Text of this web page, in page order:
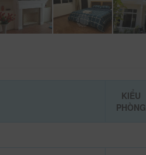
KIỂU
PHÒNG